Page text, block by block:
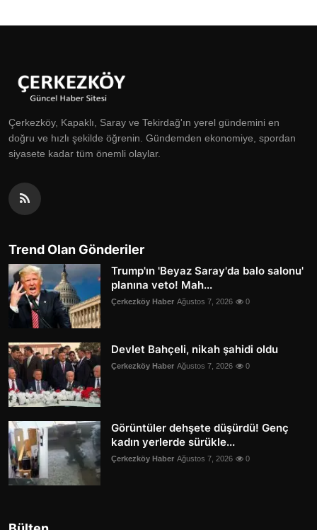
Çerkezköy, Kapaklı, Saray ve Tekirdağ'ın yerel gündemini en
doğru ve hızlı şekilde öğrenin. Gündemden ekonomiye, spordan
siyasete kadar tüm önemli olaylar.
Trend Olan Gönderiler
Trump'ın 'Beyaz Saray'da balo salonu'
planına veto! Mah...
Çerkezköy Haber Ağustos 7, 2026 0
Devlet Bahçeli, nikah şahidi oldu
Çerkezköy Haber Ağustos 7, 2026 0
Görüntüler dehşete düşürdü! Genç
kadın yerlerde sürükle...
Çerkezköy Haber Ağustos 7, 2026 0